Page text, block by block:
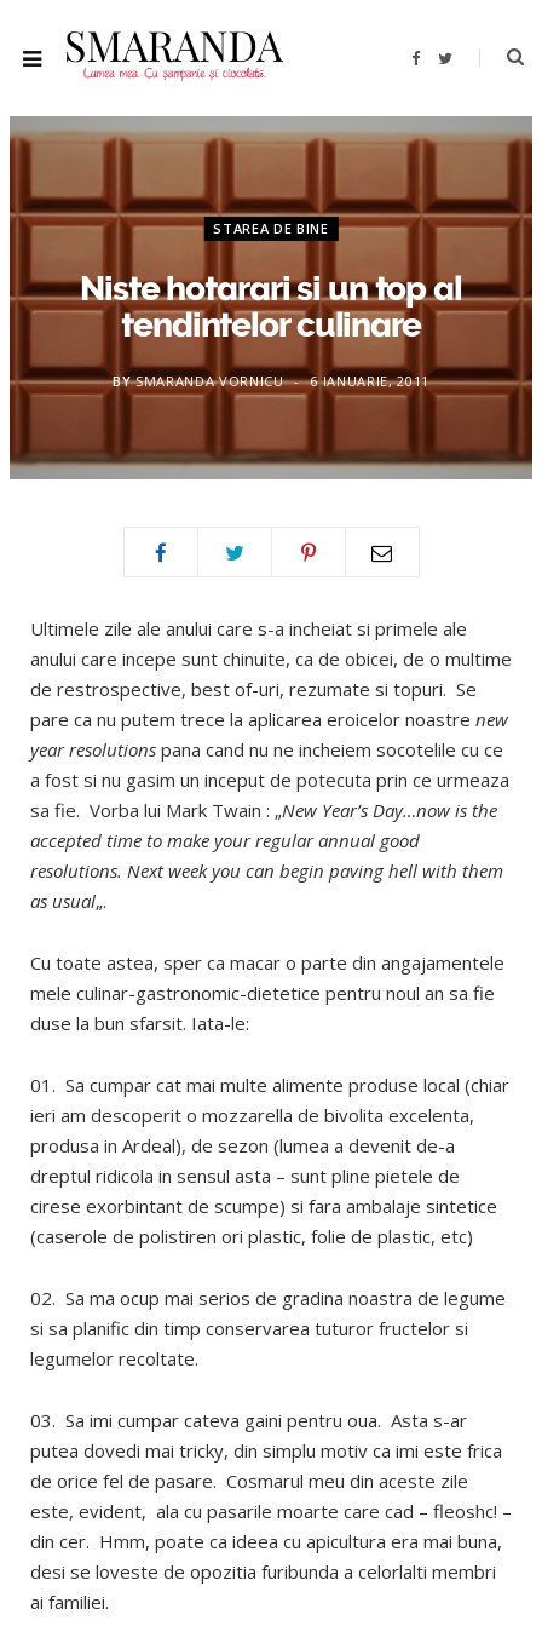
F
b
o
T
t
e
STAREA DE BINE
Niste hotarari si un top al
tendintelor culinare
BY SMARANDA VORNICU 6 IANUARIE, 2011
Ultimele zile ale anului care s-a incheiat si primele ale
anului care incepe sunt chinuite, ca de obicei, de o multime
de restrospective, best of-uri, rezumate si topuri. Se
pare ca nu putem trece la aplicarea eroicelor noastre new
year resolutions pana cand nu ne incheiem socotelile cu ce
a fost si nu gasim un inceput de potecuta prin ce urmeaza
sa fie. Vorba lui Mark Twain : „New Year’s Day…now is the
accepted time to make your regular annual good
resolutions. Next week you can begin paving hell with them
as usual„.
Cu toate astea, sper ca macar o parte din angajamentele
mele culinar-gastronomic-dietetice pentru noul an sa fie
duse la bun sfarsit. Iata-le:
01. Sa cumpar cat mai multe alimente produse local (chiar
ieri am descoperit o mozzarella de bivolita excelenta,
produsa in Ardeal), de sezon (lumea a devenit de-a
dreptul ridicola in sensul asta – sunt pline pietele de
cirese exorbintant de scumpe) si fara ambalaje sintetice
(caserole de polistiren ori plastic, folie de plastic, etc)
02. Sa ma ocup mai serios de gradina noastra de legume
si sa planific din timp conservarea tuturor fructelor si
legumelor recoltate.
03. Sa imi cumpar cateva gaini pentru oua. Asta s-ar
putea dovedi mai tricky, din simplu motiv ca imi este frica
de orice fel de pasare. Cosmarul meu din aceste zile
este, evident, ala cu pasarile moarte care cad – fleoshc! –
din cer. Hmm, poate ca ideea cu apicultura era mai buna,
desi se loveste de opozitia furibunda a celorlalti membri
ai familiei.